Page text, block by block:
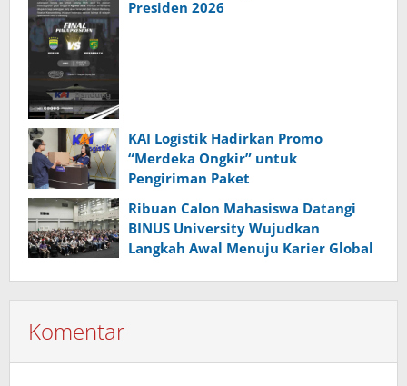
Presiden 2026
KAI Logistik Hadirkan Promo
“Merdeka Ongkir” untuk
Pengiriman Paket
Ribuan Calon Mahasiswa Datangi
BINUS University Wujudkan
Langkah Awal Menuju Karier Global
Komentar